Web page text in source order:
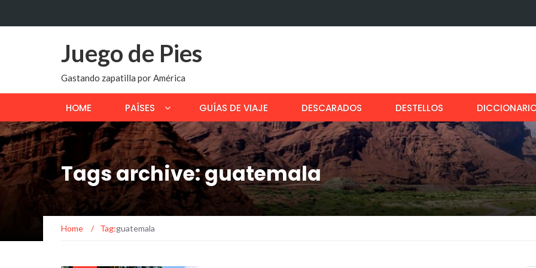
Juego de Pies
Gastando zapatilla por América
HOME PAÍSES GUÍAS DE VIAJE DESCARADOS DESTELLOS
Tags archive: guatemala
Home / Tag:guatemala